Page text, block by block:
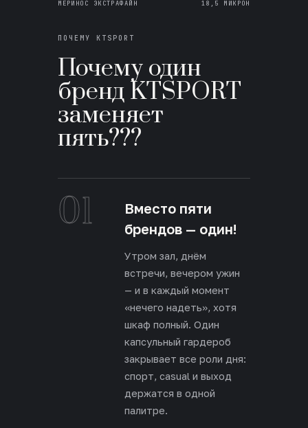
МЕРИНОС ЭКСТРАФАЙН 18,5 МИКРОН
ПОЧЕМУ KTSPORT
Почему один
бренд KTSPORT
заменяет
пять???
01
Вместо пяти
брендов — один!
Утром зал, днём
встречи, вечером ужин
— и в каждый момент
«нечего надеть», хотя
шкаф полный. Один
капсульный гардероб
закрывает все роли дня:
спорт, casual и выход
держатся в одной
палитре.